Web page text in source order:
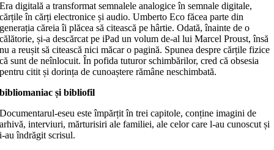
Era digitală a transformat semnalele analogice în semnale digitale,
cărțile în cărți electronice și audio. Umberto Eco făcea parte din
generația căreia îi plăcea să citească pe hârtie. Odată, înainte de o
călătorie, și-a descărcat pe iPad un volum de-al lui Marcel Proust, însă
nu a reușit să citească nici măcar o pagină. Spunea despre cărțile fizice
că sunt de neînlocuit. În pofida tuturor schimbărilor, cred că obsesia
pentru citit și dorința de cunoaștere rămâne neschimbată.
bibliomaniac și bibliofil
Documentarul-eseu este împărțit în trei capitole, conține imagini de
arhivă, interviuri, mărturisiri ale familiei, ale celor care l-au cunoscut și
i-au îndrăgit scrisul.